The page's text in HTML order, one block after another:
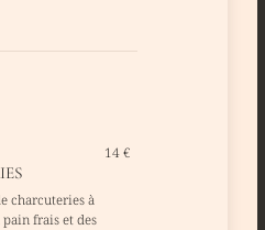
charcuteries à
frais et des
14 €